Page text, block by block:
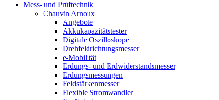
Mess- und Prüftechnik
Chauvin Arnoux
Angebote
Akkukapazitätstester
Digitale Oszilloskope
Drehfeldrichtungsmesser
e-Mobilität
Erdungs- und Erdwiderstandsmesser
Erdungsmessungen
Feldstärkenmesser
Flexible Stromwandler